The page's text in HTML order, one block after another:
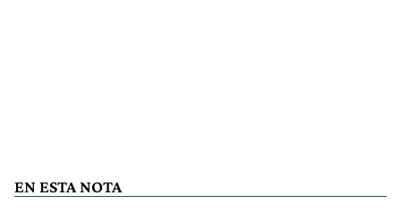
EN ESTA NOTA